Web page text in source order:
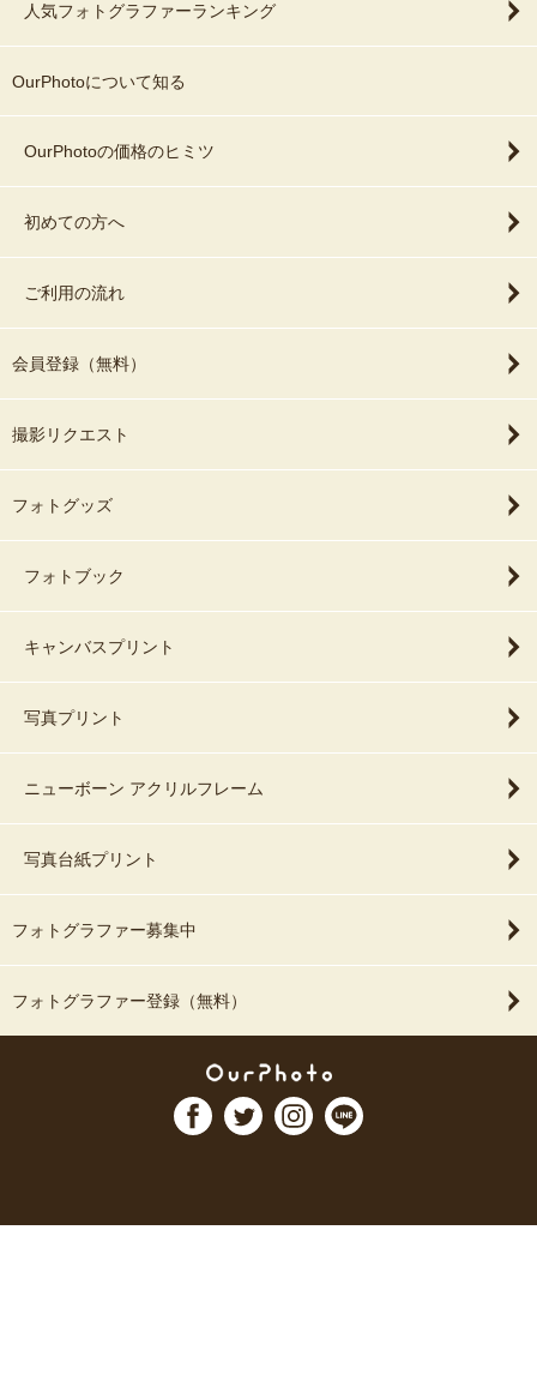
人気フォトグラファーランキング
OurPhotoについて知る
OurPhotoの価格のヒミツ
初めての方へ
ご利用の流れ
会員登録（無料）
撮影リクエスト
フォトグッズ
フォトブック
キャンバスプリント
写真プリント
ニューボーン アクリルフレーム
写真台紙プリント
フォトグラファー募集中
フォトグラファー登録（無料）